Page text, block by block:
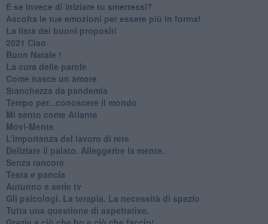
​E se invece di iniziare tu smettessi?
​Ascolta le tue emozioni per essere più in forma!
​La lista dei buoni propositi
2021 Ciao
Buon Natale !
​La cura delle parole
​Come nasce un amore
Stanchezza da pandemia
​Tempo per...conoscere il mondo
​Mi sento come Atlante
​Movi-Mente
​L’importanza del lavoro di rete
​Deliziare il palato. Alleggerire la mente.
​Senza rancore
​Testa e pancia
​Autunno e serie tv
​Gli psicologi. La terapia. La necessità di spazio
​Tutta una questione di aspettative.